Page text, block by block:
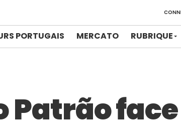
PORTUGAIS MERCATO RUBRIQUE
Patrão